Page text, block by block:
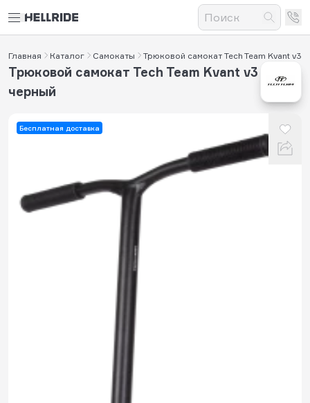
Главная Каталог Самокаты Трюковой самокат Tech Team Kvant v3
Бесплатная доставка
Трюковой самокат Tech Team Kvant v3
черный